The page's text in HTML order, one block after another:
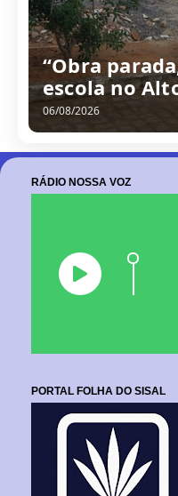
/
0
8
/
2
0
2
6
RÁDIO NOSSA VOZ
PORTAL FOLHA DO SISAL